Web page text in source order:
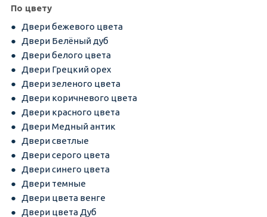
По цвету
Двери бежевого цвета
Двери Белёный дуб
Двери белого цвета
Двери Грецкий орех
Двери зеленого цвета
Двери коричневого цвета
Двери красного цвета
Двери Медный антик
Двери светлые
Двери серого цвета
Двери синего цвета
Двери темные
Двери цвета венге
Двери цвета Дуб